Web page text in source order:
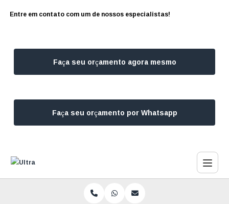
Entre em contato com um de nossos especialistas!
Faça seu orçamento agora mesmo
Faça seu orçamento por Whatsapp